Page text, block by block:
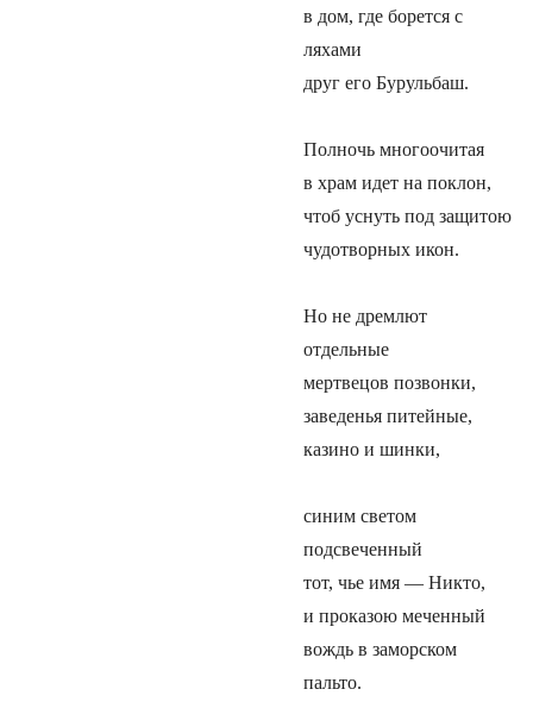
в дом, где борется с
ляхами
друг его Бурульбаш.
Полночь многоочитая
в храм идет на поклон,
чтоб уснуть под защитою
чудотворных икон.
Но не дремлют
отдельные
мертвецов позвонки,
заведенья питейные,
казино и шинки,
синим светом
подсвеченный
тот, чье имя — Никто,
и проказою меченный
вождь в заморском
пальто.